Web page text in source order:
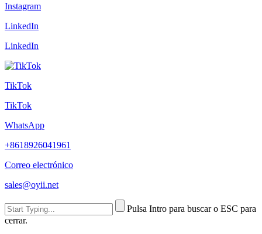
Instagram
LinkedIn
LinkedIn
TikTok
TikTok
WhatsApp
+8618926041961
Correo electrónico
sales@oyii.net
Pulsa Intro para buscar o ESC para
cerrar.